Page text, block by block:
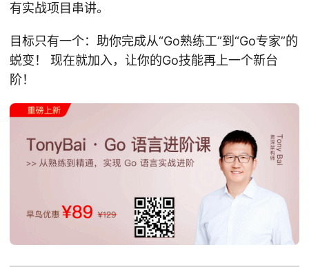
有实战项目串讲。
目标只有一个：助你完成从“Go熟练工”到“Go专家”的
蜕变！ 现在就加入，让你的Go技能再上一个新台
阶！